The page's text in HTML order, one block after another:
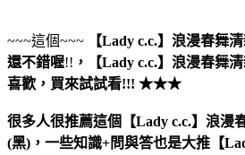
~~~這個~~~ 【Lady c.c.】浪漫春舞
還不錯喔!! ， 【Lady c.c.】浪漫春舞
喜歡，買來試試看!!! ★★★
很多人很推薦這個【Lady c.c.】浪漫
(黑)，一些知識+問與答也是大推【